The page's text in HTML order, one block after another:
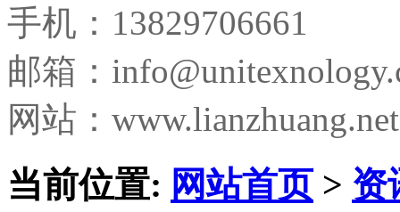
手机：13829706661
邮箱：
网站：www.lianzhuang.net
当前位置: 网站首页> 资